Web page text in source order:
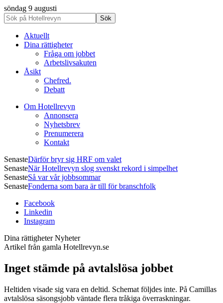
söndag 9 augusti
Aktuellt
Dina rättigheter
Fråga om jobbet
Arbetslivsakuten
Åsikt
Chefred.
Debatt
Om Hotellrevyn
Annonsera
Nyhetsbrev
Prenumerera
Kontakt
SenasteDärför bryr sig HRF om valet
SenasteNär Hotellrevyn slog svenskt rekord i simpelhet
SenasteSå var vår jobbsommar
SenasteFonderna som bara är till för branschfolk
Facebook
Linkedin
Instagram
Dina rättigheterNyheter
Artikel från gamla Hotellrevyn.se
Inget stämde på avtalslösa jobbet
Heltiden visade sig vara en deltid. Schemat följdes inte. På Camillas
avtalslösa säsongsjobb väntade flera tråkiga överraskningar.